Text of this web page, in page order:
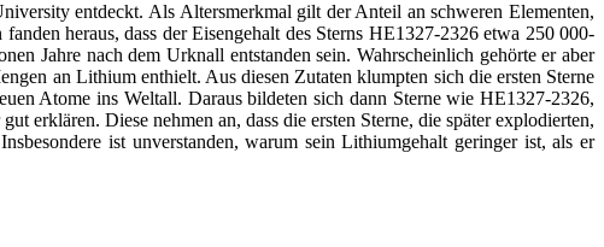
entdeckt. Als Altersmerkmal gilt der Anteil an schweren Elementen,
heraus, dass der Eisengehalt des Sterns HE1327-2326 etwa 250 000-
Jahre nach dem Urknall entstanden sein. Wahrscheinlich gehörte er aber
an Lithium enthielt. Aus diesen Zutaten klumpten sich die ersten Sterne
Atome ins Weltall. Daraus bildeten sich dann Sterne wie HE1327-2326,
erklären. Diese nehmen an, dass die ersten Sterne, die später explodierten,
ist unverstanden, warum sein Lithiumgehalt geringer ist, als er